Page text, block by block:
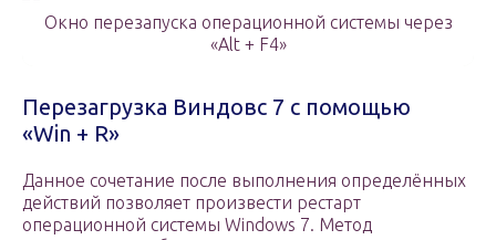
Окно перезапуска операционной системы через
«Alt + F4»
Перезагрузка Виндовс 7 c помощью
«Win + R»
Данное сочетание после выполнения определённых
действий позволяет произвести рестарт
операционной системы Windows 7. Метод